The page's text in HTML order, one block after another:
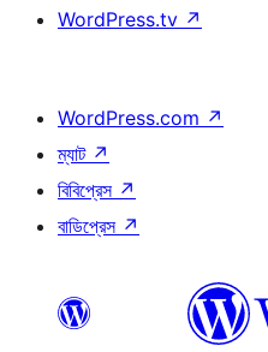
WordPress.tv ↗
WordPress.com ↗
ম্যাট ↗
বিবিপ্রেস ↗
বাডিপ্রেস ↗